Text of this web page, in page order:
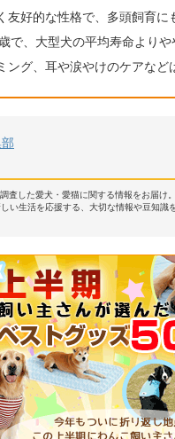
友好的な性格で、多頭飼育に
で、大型犬の平均寿命よりや
ング、耳や涙やけのケアなど
査した愛犬・愛猫に関する情報をお届け。
い生活を応援する、大切な情報や豆知識